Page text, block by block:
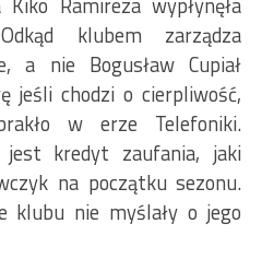
klubem zarządza
a nie Bogusław Cupiał
jeśli chodzi o cierpliwość,
w erze Telefoniki.
jest kredyt zaufania, jaki
na początku sezonu.
klubu nie myślały o jego